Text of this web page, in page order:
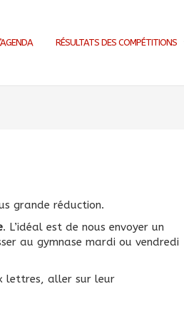
RÉSULTATS DES COMPÉTITIONS
grande réduction.
. L’idéal est de nous envoyer un
au gymnase mardi ou vendredi
lettres, aller sur leur